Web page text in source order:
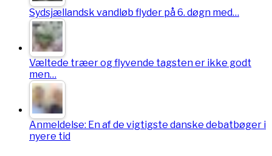
Sydsjællandsk vandløb flyder på 6. døgn med…
Væltede træer og flyvende tagsten er ikke godt
men…
Anmeldelse: En af de vigtigste danske debatbøger i
nyere tid